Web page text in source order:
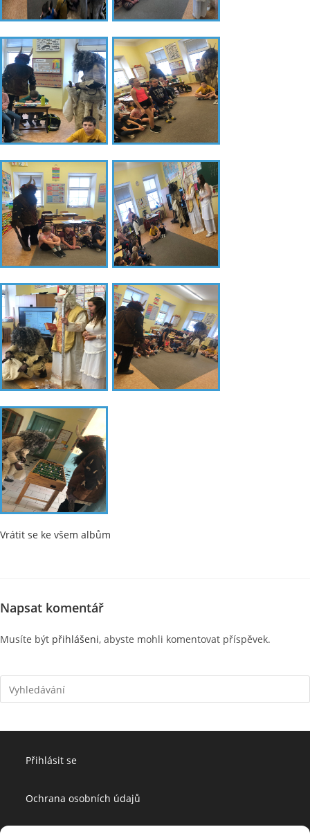
Vrátit se ke všem albům
Napsat komentář
Musíte být přihlášeni, abyste mohli komentovat příspěvek.
Přihlásit se
Ochrana osobních údajů